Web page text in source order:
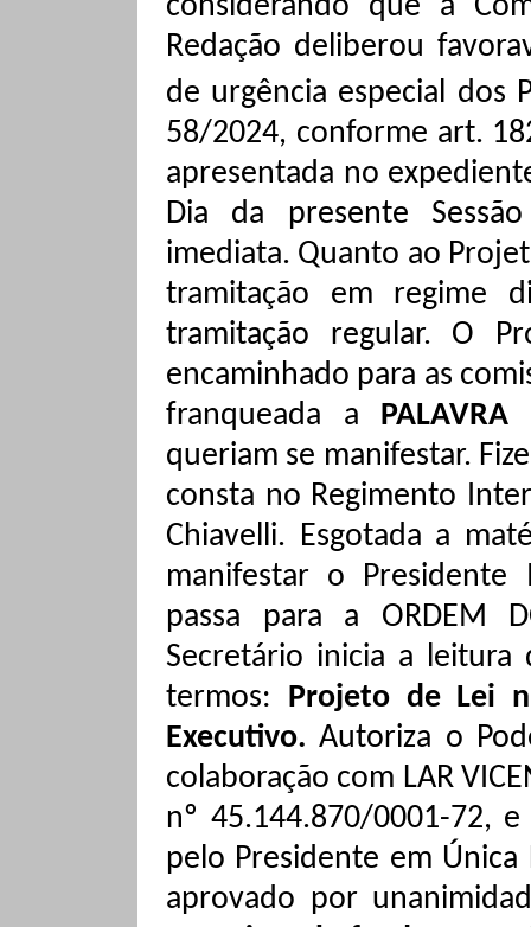
considerando que a
Redação deliberou
de urgência especial dos
58/2024, conforme art.
apresentada no
Dia da presente
imediata. Quanto ao
tramitação em regime
tramitação regular. O
encaminhado para as
franqueada a PALAVRA
queriam se manifestar.
consta no Regimento
Chiavelli. Esgotada a
manifestar o Presidente
passa para a ORDEM
Secretário inicia a leitura
termos: Projeto de Lei
Executivo.Autoriza o
colaboração com LAR
nº 45.144.870/0001-72,
pelo Presidente em Única
aprovado por